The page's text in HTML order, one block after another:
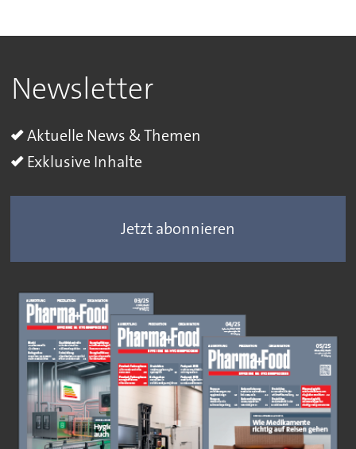
Newsletter
Aktuelle News & Themen
Exklusive Inhalte
Jetzt abonnieren